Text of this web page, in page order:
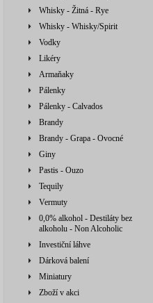
Whisky - Žitná - Rye
Whisky - Whisky/Spirit
Vodky
Likéry
Armaňaky
Pálenky
Pálenky - Calvados
Brandy
Brandy - Grapa - Ovocné
Giny
Pastis - Ouzo
Tequily
Vermuty
0,0% alkohol - Destiláty bez
alkoholu - Non Alcoholic
Investiční láhve
Dárková balení
Miniatury
Zboží v akci